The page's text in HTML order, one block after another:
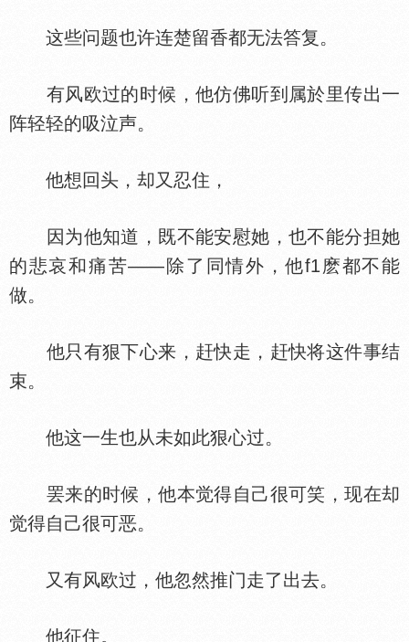
这些问题也许连楚留香都无法答复。
有风欧过的时候，他仿佛听到属於里传出一
阵轻轻的吸泣声。
他想回头，却又忍住，
因为他知道，既不能安慰她，也不能分担她
的悲哀和痛苦——除了同情外，他f1麽都不能
做。
他只有狠下心来，赶快走，赶快将这件事结
束。
他这一生也从未如此狠心过。
罢来的时候，他本觉得自己很可笑，现在却
觉得自己很可恶。
又有风欧过，他忽然推门走了出去。
他征住。